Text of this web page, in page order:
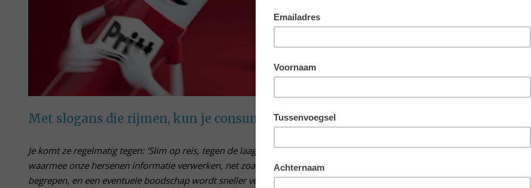
Met slogans die rijmen, kun je consumenten aan je merk lijmen
Je komt ze regelmatig tegen: ‘Slim op reis, tegen de laagste prijs’, of ‘Raad op mensenmaat’. Rijm kan de snelheid verhogen
waarmee onze hersenen informatie verwerken, net zoals herhaling dat doet. Woorden worden eerder herkend en
begrepen, en een eventuele boodschap wordt sneller verwerkt. Rijm kan de illusie van geloofwaardigheid opwekken, en in